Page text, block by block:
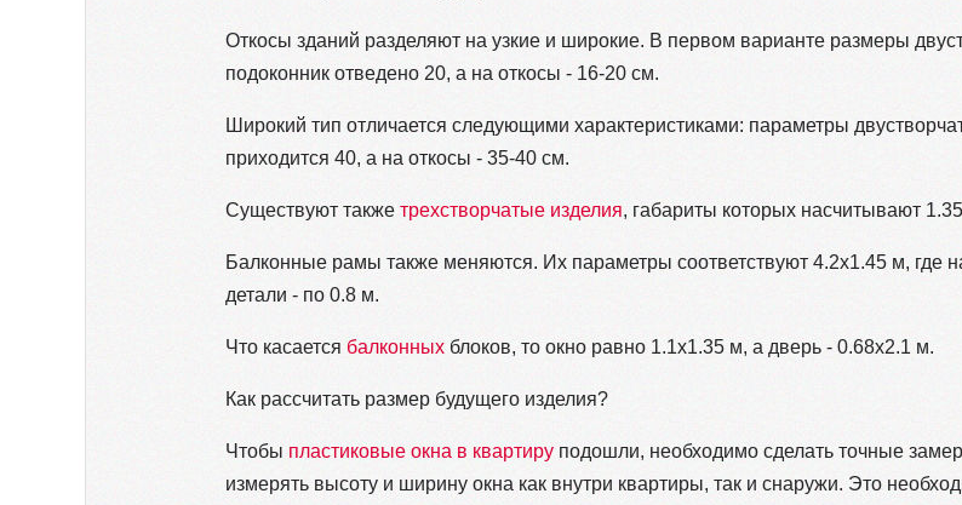
Откосы зданий разделяют на узкие и широкие. В первом варианте размеры
подоконник отведено 20, а на откосы - 16-20 см.
Широкий тип отличается следующими характеристиками: параметры
приходится 40, а на откосы - 35-40 см.
Существуют такжетрехстворчатые изделия, габариты которых насчитывают
Балконные рамы также меняются. Их параметры соответствуют 4.2х1.45 м, где
детали - по 0.8 м.
Что касается балконных блоков, то окно равно 1.1х1.35 м, а дверь - 0.68х2.1 м.
Как рассчитать размер будущего изделия?
Чтобы пластиковые окна в квартиру подошли, необходимо сделать точные
измерять высоту и ширину окна как внутри квартиры, так и снаружи. Это